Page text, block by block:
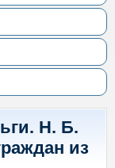
Н. Б.
из